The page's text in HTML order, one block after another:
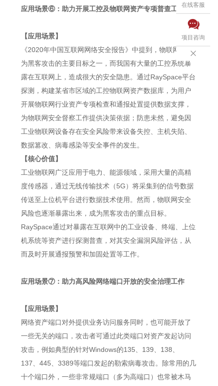
应用场景⑥：助力开展工控及物联网资产专项普查工作
【应用场景】
《2020年中国互联网网络安全报告》中提到，物联网已成
为黑客攻击的主要目标之一，而我国有大量的工控系统暴
露在互联网上，造成很大的安全隐患。通过RaySpace平台
探测，构建某省市区域的工控物联网资产数据库，为用户
开展物联网行业资产专项检查和通报处置提供数据支撑，
为物联网安全督察工作提供决策依据；防患未然，避免因
工业物联网设备存在安全风险带来设备失控、主机失陷、
数据篡改、病毒感染等安全事件的发生。
【核心价值】
工业物联网广泛应用于电力、能源领域，采用大量的高精
度传感器，通过无线传输技术（5G）将采集到的信号数据
传送至上位机平台进行数据技术使用。然而，物联网安全
风险也逐渐暴露出来，成为黑客攻击的重点目标。
RaySpace通过对暴露在互联网中的工业设备、终端、上位
机系统等资产进行探测普查，对其安全漏洞风险评估，从
而及时开展通报预警和加固处置等工作。
应用场景⑦：助力高风险网络端口开放的安全治理工作
【应用场景】
网络资产端口对外提供业务访问服务同时，也可能开放了
一些无关的端口，攻击者可通过此类端口对资产发起访问
攻击，例如典型的针对Windows的135、139、138、
137、445、3389等端口发起的勒索病毒攻击。除常用的几
十个端口外，一些非常规端口（多为高端口）也常被木马
在线客服

项目咨询
